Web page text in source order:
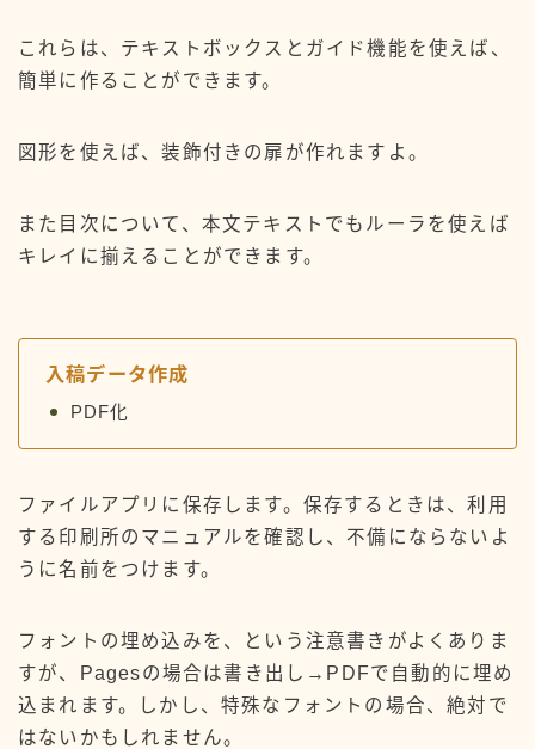
これらは、テキストボックスとガイド機能を使えば、
簡単に作ることができます。
図形を使えば、装飾付きの扉が作れますよ。
また目次について、本文テキストでもルーラを使えば
キレイに揃えることができます。
入稿データ作成
PDF化
ファイルアプリに保存します。保存するときは、利用
する印刷所のマニュアルを確認し、不備にならないよ
うに名前をつけます。
フォントの埋め込みを、という注意書きがよくありま
すが、Pagesの場合は書き出し→PDFで自動的に埋め
込まれます。しかし、特殊なフォントの場合、絶対で
はないかもしれません。